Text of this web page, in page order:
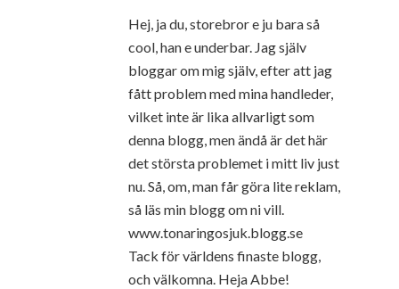
Hej, ja du, storebror e ju bara så
cool, han e underbar. Jag själv
bloggar om mig själv, efter att jag
fått problem med mina handleder,
vilket inte är lika allvarligt som
denna blogg, men ändå är det här
det största problemet i mitt liv just
nu. Så, om, man får göra lite reklam,
så läs min blogg om ni vill.
www.tonaringosjuk.blogg.se
Tack för världens finaste blogg,
och välkomna. Heja Abbe!